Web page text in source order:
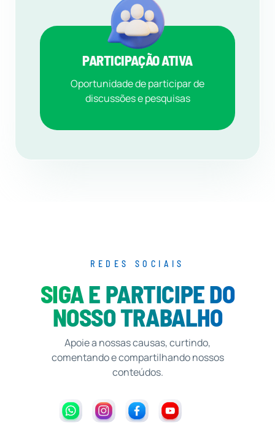
PARTICIPAÇÃO ATIVA
Oportunidade de participar de
discussões e pesquisas
REDES SOCIAIS
SIGA E PARTICIPE DO
NOSSO TRABALHO
Apoie a nossas causas, curtindo,
comentando e compartilhando nossos
conteúdos.